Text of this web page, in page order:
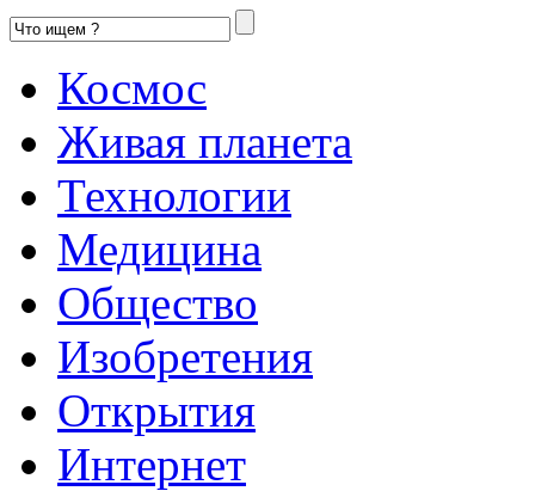
Космос
Живая планета
Технологии
Медицина
Общество
Изобретения
Открытия
Интернет